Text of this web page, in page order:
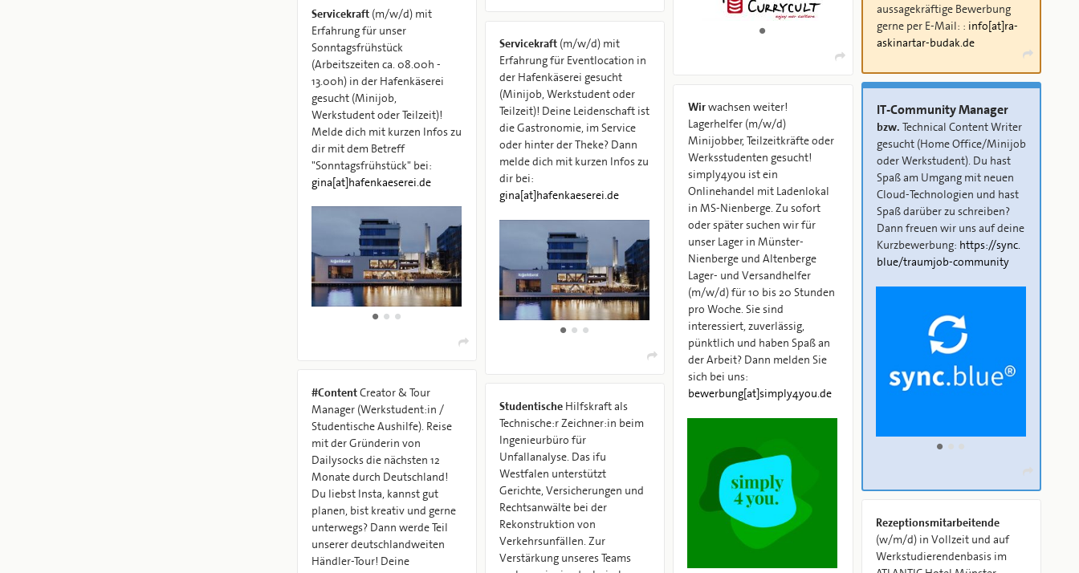
Servicekraft (m/w/d) mit
Erfahrung für unser
Sonntagsfrühstück
(Arbeitszeiten ca. 08.00h -
13.00h) in der Hafenkäserei
gesucht (Minijob,
Werkstudent oder Teilzeit)!
Melde dich mit kurzen Infos zu
dir mit dem Betreff
"Sonntagsfrühstück" bei:
gina[at]hafenkaeserei.de
#ContentCreator & Tour
Manager (Werkstudent:in /
Studentische Aushilfe). Reise
mit der Gründerin von
Dailysocks die nächsten 12
Monate durch Deutschland!
Du liebst Insta, kannst gut
planen, bist kreativ und gerne
unterwegs? Dann werde Teil
unserer deutschlandweiten
Händler-Tour! Deine
Servicekraft (m/w/d) mit
Erfahrung für Eventlocation in
der Hafenkäserei gesucht
(Minijob, Werkstudent oder
Teilzeit)! Deine Leidenschaft ist
die Gastronomie, im Service
oder hinter der Theke? Dann
melde dich mit kurzen Infos zu
dir bei:
gina[at]hafenkaeserei.de
Studentische Hilfskraft als
Technische:r Zeichner:in beim
Ingenieurbüro für
Unfallanalyse. Das ifu
Westfalen unterstützt
Gerichte, Versicherungen und
Rechtsanwälte bei der
Rekonstruktion von
Verkehrsunfällen. Zur
Verstärkung unseres Teams
Wirwachsen weiter!
Lagerhelfer (m/w/d)
Minijobber, Teilzeitkräfte oder
Werksstudenten gesucht!
simply4you ist ein
Onlinehandel mit Ladenlokal
in MS-Nienberge. Zu sofort
oder später suchen wir für
unser Lager in Münster-
Nienberge und Altenberge
Lager- und Versandhelfer
(m/w/d) für 10 bis 20 Stunden
pro Woche. Sie sind
interessiert, zuverlässig,
pünktlich und haben Spaß an
der Arbeit? Dann melden Sie
sich bei uns:
bewerbung[at]simply4you.de
aussagekräftige Bewerbung
gerne per E-Mail: : info[at]ra-
askinartar-budak.de
IT-Community Manager
bzw. Technical Content Writer
gesucht (Home Office/Minijob
oder Werkstudent). Du hast
Spaß am Umgang mit neuen
Cloud-Technologien und hast
Spaß darüber zu schreiben?
Dann freuen wir uns auf deine
Kurzbewerbung: https:/​/​sync.​
blue/​traumjob-community
Rezeptionsmitarbeitende
(w/m/d) in Vollzeit und auf
Werkstudierendenbasis im